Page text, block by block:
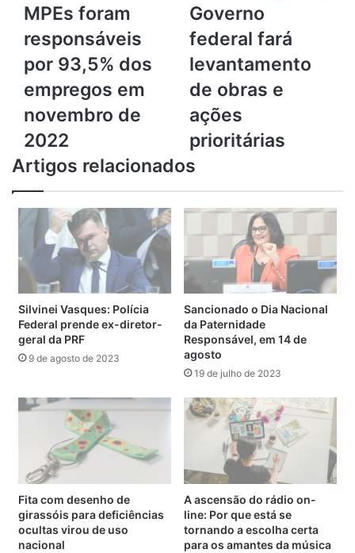
O Inmet recomenda que a população fique atenta aos
avisos meteorológicos e siga a orientação da Defesa Civil
das regiões afetadas.
Fonte: Agência Brasil
Alagamentos descargas elétricas
MPEs
foram
responsáveis
por
93,5%
dos
em
novembro
de
2022
MPEs foram
responsáveis
por 93,5% dos
empregos em
novembro de
2022
Governo
federal
fará
levantamento
de
obras
ações
prioritárias
Governo
federal fará
levantamento
de obras e
ações
prioritárias
Artigos relacionados
Silvinei Vasques: Polícia
Federal prende ex-diretor-
geral da PRF
9 de agosto de 2023
Sancionado o Dia Nacional
da Paternidade
Responsável, em 14 de
agosto
19 de julho de 2023
Fita com desenho de
girassóis para deficiências
ocultas virou de uso
nacional
A ascensão do rádio on-
line: Por que está se
tornando a escolha certa
para os amantes da música